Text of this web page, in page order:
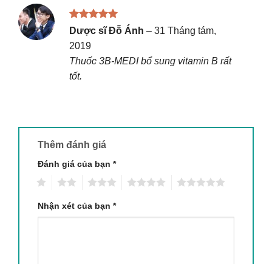
Được xếp
hạng5 5
sao
Dược sĩ Đỗ Ánh – 31 Tháng tám,
2019
Thuốc 3B-MEDI bổ sung vitamin B rất
tốt.
Thêm đánh giá
Đánh giá của bạn *
Nhận xét của bạn *